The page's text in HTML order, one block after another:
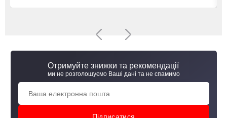
Виготовляються з міцної нержавіючої сталі, що
забезпечує ефективну та надійну експлуатацію в
середовищах з високою вологістю
Вироби можуть мати різні розміри. Найбільший попит
мають ручки DN25, DN32, DN50, DN40, DN65, DN100,
Більшість елементів здатні витримувати значні
Отримуйте знижки та рекомендації
ми не розголошуємо Ваші дані та не спамимо